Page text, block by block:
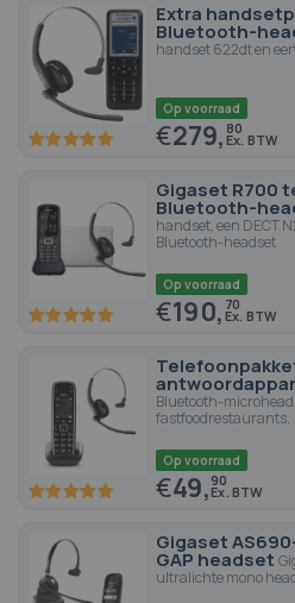
Extra
Bluetooth-
handset 622dt en
100 100
Op voorraad
€279, 80
Gigaset R700
Bluetooth-
handset, een DECT
Bluetooth-headset
100 100
Op voorraad
€190, 70
Bluetooth-
fastfoodrestaurants.
100 100
Op voorraad
€49,90
Gigaset
GAP headset
ultralichte mono